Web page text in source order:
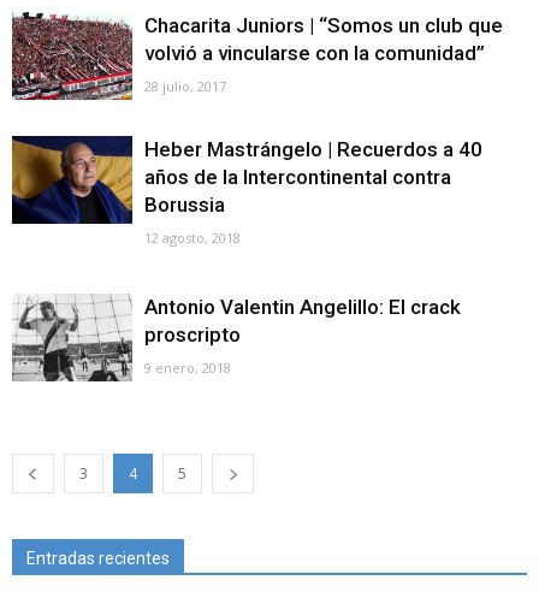
Chacarita Juniors | “Somos un club que
volvió a vincularse con la comunidad”
28 julio, 2017
Heber Mastrángelo | Recuerdos a 40
años de la Intercontinental contra
Borussia
12 agosto, 2018
Antonio Valentin Angelillo: El crack
proscripto
9 enero, 2018
3 4 5
Entradas recientes